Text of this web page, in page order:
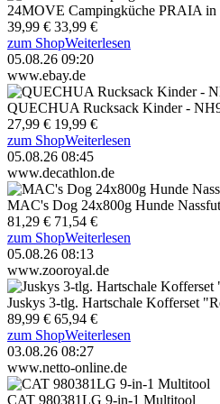
24MOVE Campingküche PRAIA in
39,99 € 33,99 €
zum ShopWeiterlesen
05.08.26 09:20
www.ebay.de
QUECHUA Rucksack Kinder -
27,99 € 19,99 €
zum ShopWeiterlesen
05.08.26 08:45
www.decathlon.de
MAC's Dog 24x800g Hunde
81,29 € 71,54 €
zum ShopWeiterlesen
05.08.26 08:13
www.zooroyal.de
Juskys 3-tlg. Hartschale Kofferset
89,99 € 65,94 €
zum ShopWeiterlesen
03.08.26 08:27
www.netto-online.de
CAT 980381LG 9-in-1 Multitool